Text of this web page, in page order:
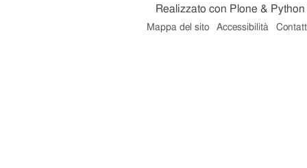
Realizzato con Plone & Python
Mappa del sito Accessibilità